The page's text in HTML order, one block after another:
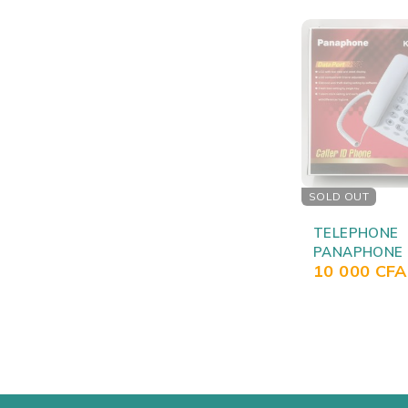
SOLD OUT
TELEPHONE
PANAPHONE
T2019CID
10 000 CFA